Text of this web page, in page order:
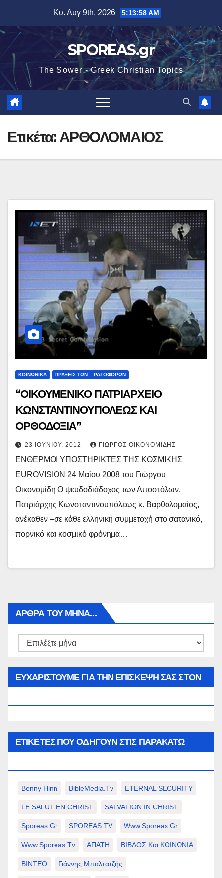
περιεχόμενο
Κυ. Αυγ 9th, 2026 5:13:58 AM
SPOREAS.gr
The Sower - Greek Christian Topics
Ετικέτα:ΑΡΘΟΛΟΜΑΙΟΣ
ΚΟΙΝΩΝΙΚΑ ΠΡΑΞΕΙΣ ΤΩΝ... ΡΑΣΟΦΟΡΩΝ
“ΟΙΚΟΥΜΕΝΙΚΟ ΠΑΤΡΙΑΡΧΕΙΟ
ΚΩΝΣΤΑΝΤΙΝΟΥΠΟΛΕΩΣ ΚΑΙ
ΟΡΘΟΔΟΞΙΑ”
23 ΙΟΥΝΊΟΥ, 2012 ΓΙΏΡΓΟΣ ΟΙΚΟΝΟΜΊΔΗΣ
ΕΝΘΕΡΜΟΙ ΥΠΟΣΤΗΡΙΚΤΕΣ ΤΗΣ ΚΟΣΜΙΚΗΣ
EUROVISION 24 Μαΐου 2008 του Γιώργου
Οικονομίδη Ο ψευδοδιάδοχος των Αποστόλων,
Πατριάρχης Κωνσταντινουπόλεως κ. Βαρθολομαίος,
ανέκαθεν –σε κάθε ελληνική συμμετοχή στο σατανικό,
πορνικό και κοσμικό φρόνημα…
ΑΡΘΡΑ ΤΟΥ ΜΉΝΑ…
Αρθρα
ΕΥΧΑΡΙΣΤΟΥΜΕ ΓΙΑ ΤΗΝ ΕΠΙΣΚΕΨΗ ΣΑΣ ΣΤΟΝ
ΕΤΙΚΈΤΕΣ ΠΟΥ ΟΔΗΓΟΎΝ ΣΤΙΣ ΠΑΡΑΚΆΤΩ
Benny Hinn BibleMedia.tv ETERNAL SECURITY
LE SALUT EN CHRIST SALVATION IN CHRIST
Sporeas.gr SPOREAS.TV Www.sporeas.gr
Www.sporeas.tv ΑΠΑΤΗ ΒΙΒΛΟΣ Και ΚΟΙΝΩΝΙΑ
ΒΙΝΤΕΟ Γιάννης Μπαλτατζής